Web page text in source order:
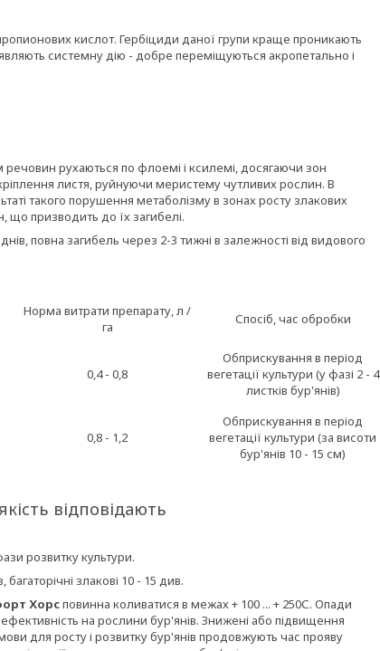
кислот. Гербіциди даної групи краще проникають
системну дію - добре переміщуються акропетально і
рухаються по флоемі і ксилемі, досягаючи зон
листя, руйнуючи меристему чутливих рослин. В
такого порушення метаболізму в зонах росту злакових
що призводить до їх загибелі.
повна загибель через 2-3 тижні в залежності від видового
Норма витрати препарату, л /
га
Спосіб, час обробки
0,4 - 0,8
Обприскування в період
вегетації культури (у фазі 2 - 4
листків бур'янів)
0,8 - 1,2
Обприскування в період
вегетації культури (за висоти
бур'янів 10 - 15 см)
відповідають
розвитку культури.
злакові 10 - 15 див.
Хорсповинна коливатися в межах + 100 ... + 250С. Опади
на рослини бур'янів. Знижені або підвищення
для росту і розвитку бур'янів продовжують час прояву